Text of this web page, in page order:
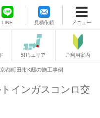
LINE 見積依頼 メニュー
対応エリア ご利用案内
都町田市K邸の施工事例
インガスコンロ交